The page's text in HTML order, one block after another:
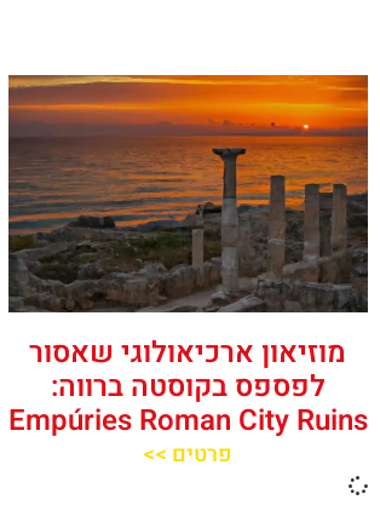
מוזיאון ארכיאולוגי שאסור
לפספס בקוסטה ברווה:
Empúries Roman City Ruins
פרטים >>